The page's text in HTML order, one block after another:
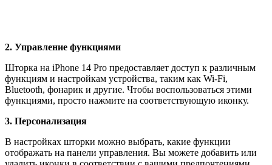
2. Управление функциями
Шторка на iPhone 14 Pro предоставляет доступ к различным
функциям и настройкам устройства, таким как Wi-Fi,
Bluetooth, фонарик и другие. Чтобы воспользоваться этими
функциями, просто нажмите на соответствующую иконку.
3. Персонализация
В настройках шторки можно выбрать, какие функции
отображать на панели управления. Вы можете добавить или